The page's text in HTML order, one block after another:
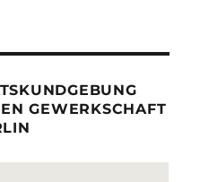
GEWERKSCHAFT